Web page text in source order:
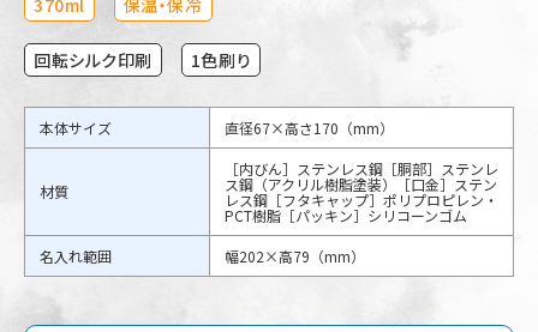
370ml 保温・保冷
回転シルク印刷 1色刷り
本体サイズ 直径67×高さ170（mm）
材質
［内びん］ステンレス鋼［胴部］ステンレ
ス鋼（アクリル樹脂塗装）［口金］ステン
レス鋼［フタキャップ］ポリプロピレン・
PCT樹脂［パッキン］シリコーンゴム
名入れ範囲
幅202×高79（mm）